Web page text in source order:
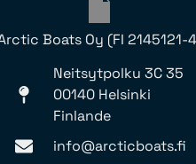
Boats Oy (FI 2145121-
Neitsytpolku 3C 35
00140 Helsinki
Finlande
info@arcticboats.fi